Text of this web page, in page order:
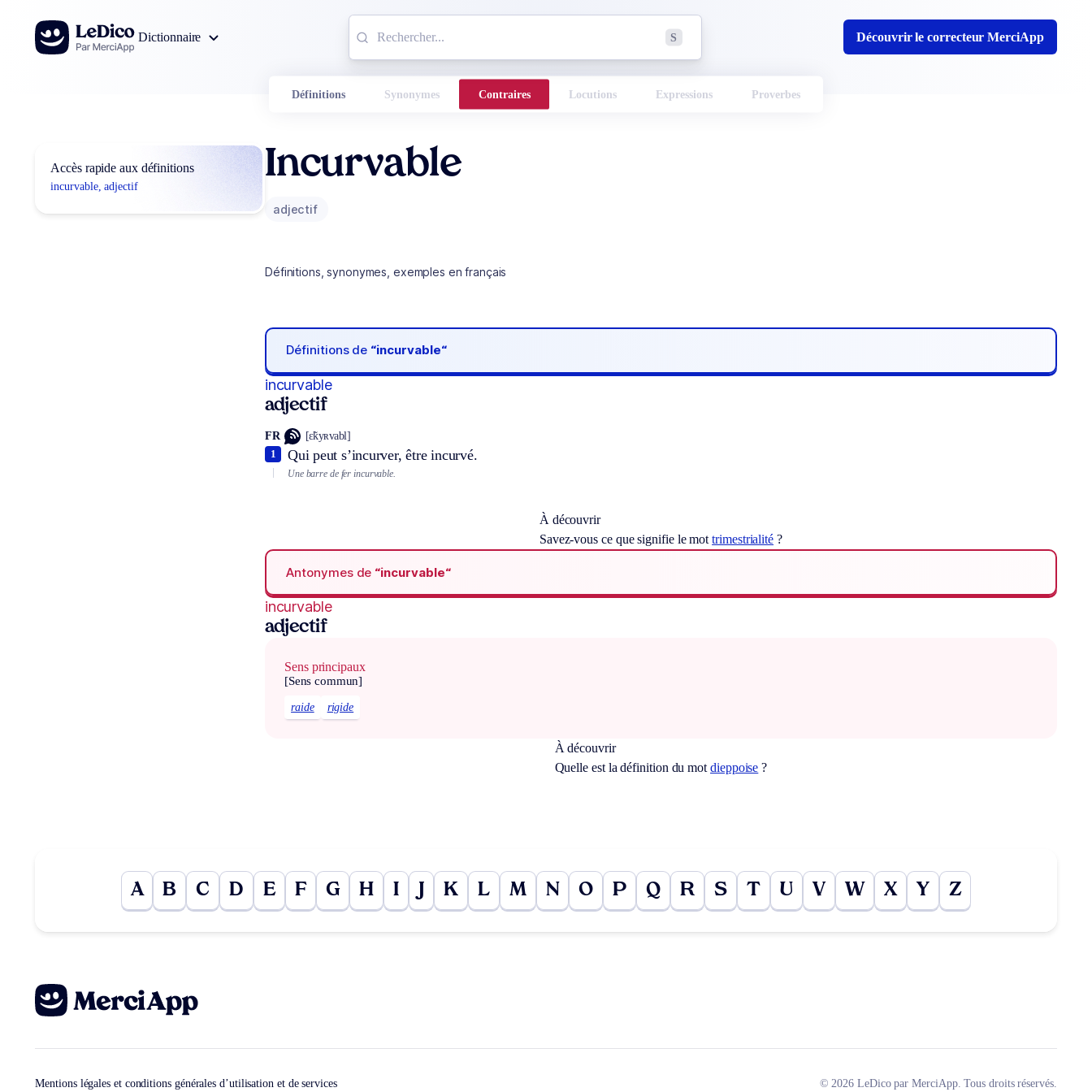
Aller au contenu
Dictionnaire
S Découvrir le correcteur MerciApp
Définitions Synonymes Contraires Locutions Expressions Proverbes
Accès rapide aux définitions
incurvable, adjectif
Incurvable
adjectif
Définitions, synonymes, exemples en français
Définitions de “incurvable“
incurvable
adjectif
FR [ɛ̃kyʀvabl]
Qui peut s’incurver, être incurvé.
1
Une barre de fer incurvable.
À découvrir
Savez-vous ce que signifie le mottrimestrialité ?
Antonymes de “incurvable“
incurvable
adjectif
Sens principaux
[Sens commun]
raide rigide
À découvrir
Quelle est la définition du motdieppoise ?
A B C D E F G H I J K L M N O P Q R S T U V W X Y Z
Mentions légales et conditions générales d’utilisation et de services © 2026 LeDico par MerciApp. Tous droits réservés.